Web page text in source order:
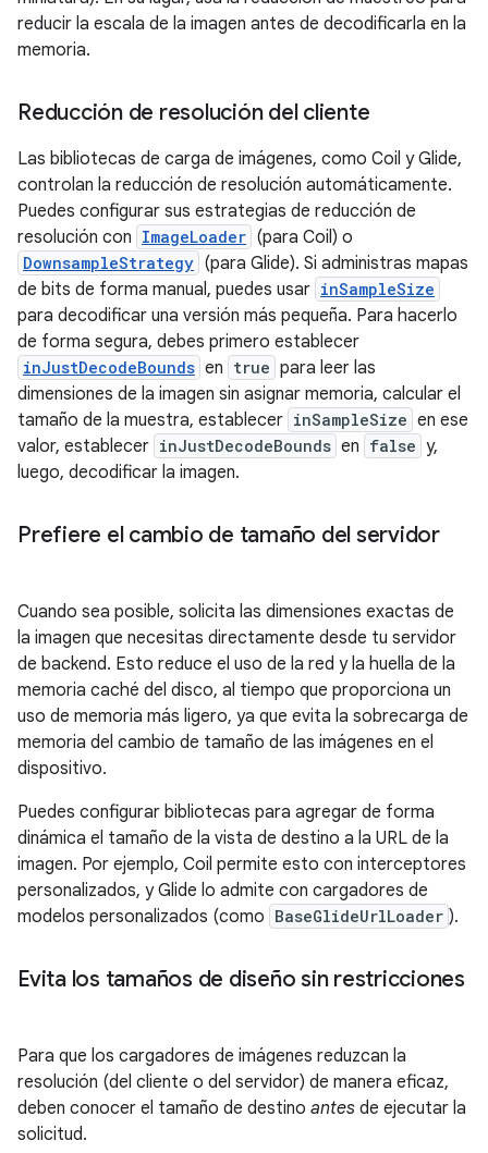
reducir la escala de la imagen antes de decodificarla en la
memoria.
Reducción de resolución del cliente
Las bibliotecas de carga de imágenes, como Coil y Glide,
controlan la reducción de resolución automáticamente.
Puedes configurar sus estrategias de reducción de
resolución con ImageLoader (para Coil) o
DownsampleStrategy (para Glide). Si administras mapas
de bits de forma manual, puedes usar inSampleSize
para decodificar una versión más pequeña. Para hacerlo
de forma segura, debes primero establecer
inJustDecodeBounds en true para leer las
dimensiones de la imagen sin asignar memoria, calcular el
tamaño de la muestra, establecer inSampleSize en ese
valor, establecer inJustDecodeBounds en false y,
luego, decodificar la imagen.
Prefiere el cambio de tamaño del servidor
Cuando sea posible, solicita las dimensiones exactas de
la imagen que necesitas directamente desde tu servidor
de backend. Esto reduce el uso de la red y la huella de la
memoria caché del disco, al tiempo que proporciona un
uso de memoria más ligero, ya que evita la sobrecarga de
memoria del cambio de tamaño de las imágenes en el
dispositivo.
Puedes configurar bibliotecas para agregar de forma
dinámica el tamaño de la vista de destino a la URL de la
imagen. Por ejemplo, Coil permite esto con interceptores
personalizados, y Glide lo admite con cargadores de
modelos personalizados (como BaseGlideUrlLoader ).
Evita los tamaños de diseño sin restricciones
Para que los cargadores de imágenes reduzcan la
resolución (del cliente o del servidor) de manera eficaz,
deben conocer el tamaño de destino antes de ejecutar la
solicitud.